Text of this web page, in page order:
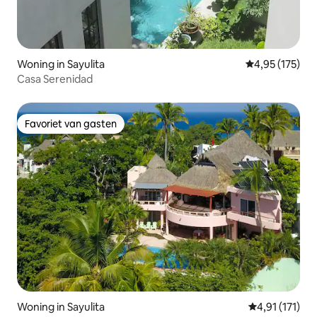
Woning in Sayulita Gemiddelde
4,95 (175)
Casa Serenidad
Favoriet van gasten
Favoriet van gasten
Woning in Sayulita Gemiddelde
4,91 (171)